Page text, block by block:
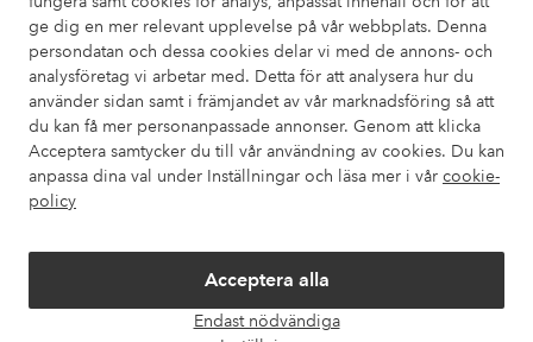
ge dig en mer relevant upplevelse på vår webbplats. Denna
persondatan och dessa cookies delar vi med de annons- och
analysföretag vi arbetar med. Detta för att analysera hur du
använder sidan samt i främjandet av vår marknadsföring så att
du kan få mer personanpassade annonser. Genom att klicka
Acceptera samtycker du till vår användning av cookies. Du kan
anpassa dina val under Inställningar och läsa mer i vår cookie-
policy
Acceptera alla
Endast nödvändiga
Kundservice Beställning Betalsätt
Mina sidor
Om Ellos